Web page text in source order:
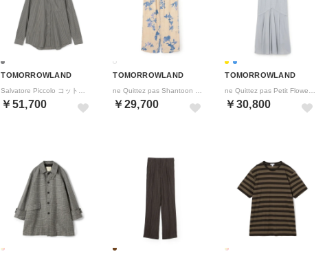
TOMORROWLAND
￥51,700
TOMORROWLAND
￥29,700
TOMORROWLAND
￥30,800